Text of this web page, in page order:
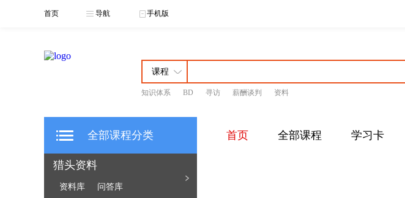
首页 导航 手机版
知识体系 BD 寻访 薪酬谈判 资料
全部课程分类
猎头资料
资料库 问答库
首页 全部课程 学习卡